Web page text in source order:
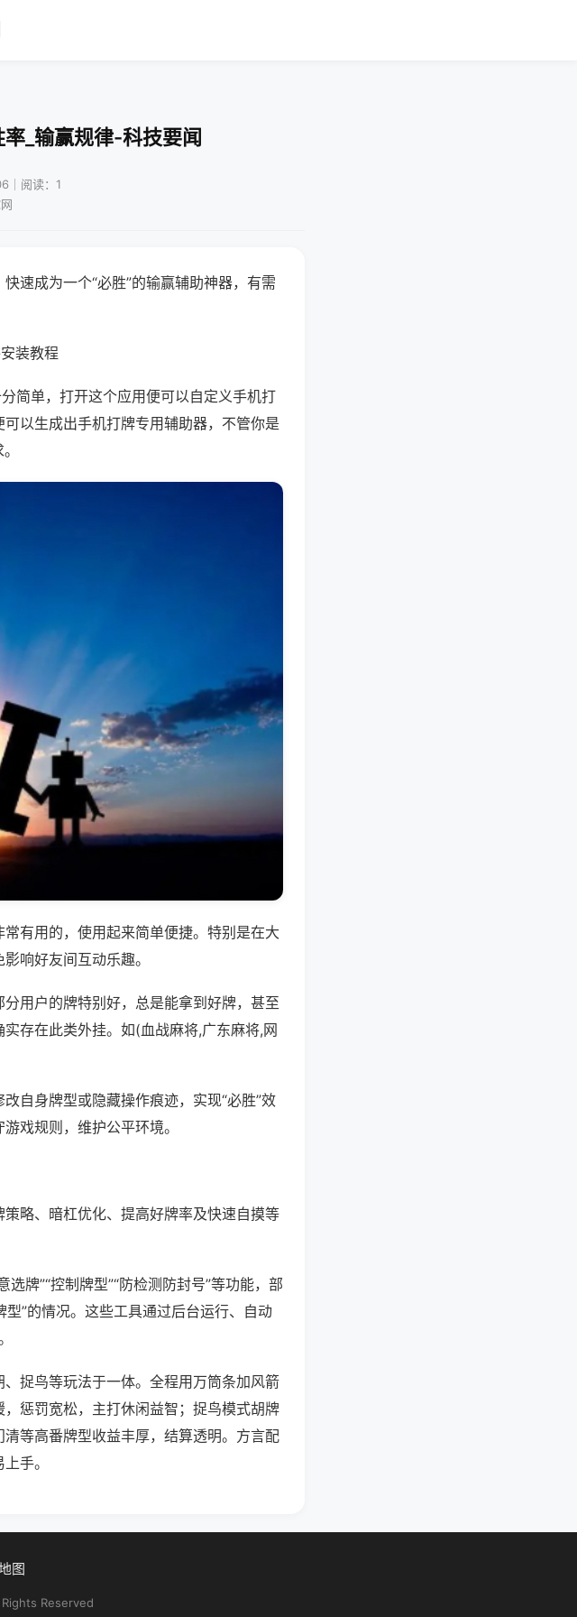
_输赢规律-科技要闻
｜阅读：1
速成为一个“必胜”的输赢辅助神器，有需
装教程
简单，打开这个应用便可以自定义手机打
以生成出手机打牌专用辅助器，不管你是
有用的，使用起来简单便捷。特别是在大
响好友间互动乐趣。
用户的牌特别好，总是能拿到好牌，甚至
存在此类外挂。如(血战麻将,广东麻将,网
自身牌型或隐藏操作痕迹，实现“必胜”效
戏规则，维护公平环境。
略、暗杠优化、提高好牌率及快速自摸等
牌”“控制牌型”“防检测防封号”等功能，部
型”的情况。这些工具通过后台运行、自动
捉鸟等玩法于一体。全程用万筒条加风箭
惩罚宽松，主打休闲益智；捉鸟模式胡牌
等高番牌型收益丰厚，结算透明。方言配
手。
图
Reserved